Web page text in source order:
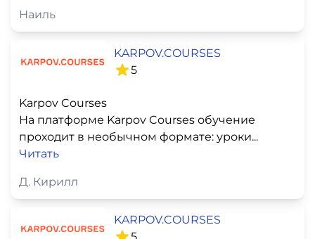
Наиль
KARPOV.COURSES
5
Karpov Courses
На платформе Karpov Courses обучение
проходит в необычном формате: уроки...
Читать
Д. Кирилл
KARPOV.COURSES